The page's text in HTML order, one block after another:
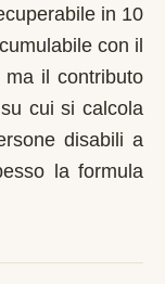
in 10
con il
il contributo
cui si calcola
disabili a
la formula